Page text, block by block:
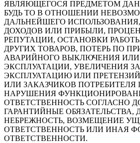
ЯВЛЯЮЩЕГОСЯ ПРЕДМЕТОМ
БУДЬ ТО В ОТНОШЕНИИ
ДАЛЬНЕЙШЕГО
ДОХОДОВ ИЛИ ПРИБЫЛИ,
РЕПУТАЦИИ, ОСТАНОВКИ
ДРУГИХ ТОВАРОВ, ПОТЕРЬ ПО
АВАРИЙНОГО ВЫКЛЮЧЕНИЯ
ЭКСПЛУАТАЦИИ, УВЕЛИЧЕНИЯ
ЭКСПЛУАТАЦИЮ ИЛИ
ИЛИ ЗАКАЗЧИКОВ ПОТРЕБИТЕЛЯ
НАРУШЕНИЯ
ОТВЕТСТВЕННОСТЬ СОГЛАСНО
ГАРАНТИЙНЫЕ ОБЯЗАТЕЛЬСТВА,
НЕБРЕЖНОСТЬ, ВОЗМЕЩЕНИЕ
ОТВЕТСТВЕННОСТЬ ИЛИ ИНАЯ
ОТВЕТСТВЕННОСТИ.